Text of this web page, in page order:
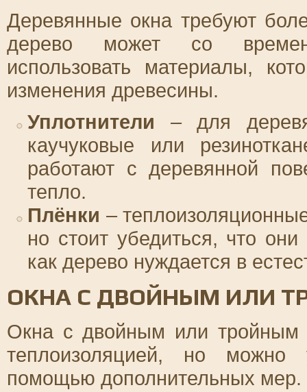
Деревянные окна требуют
дерево может со
использовать материалы,
изменения древесины.
Уплотнители – для
каучуковые или
работают с деревянной
тепло.
Плёнки –
но стоит убедиться, что
как дерево нуждается в
ОКНА С ДВОЙНЫМ ИЛИ
Окна с двойным или тройным
теплоизоляцией, но можно
помощью дополнительных мер.